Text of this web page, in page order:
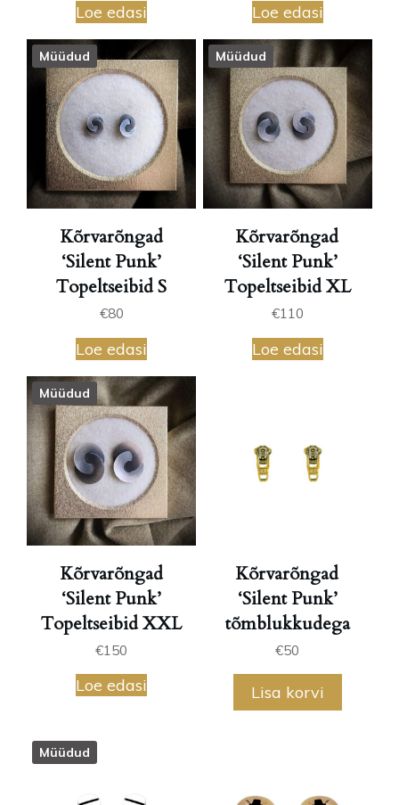
Loe edasi Loe edasi
Müüdud
Kõrvarõngad
‘Silent Punk’
Topeltseibid S
€80
Loe edasi
Müüdud
Kõrvarõngad
‘Silent Punk’
Topeltseibid XL
€110
Loe edasi
Müüdud
Kõrvarõngad
‘Silent Punk’
Topeltseibid XXL
€150
Loe edasi
Kõrvarõngad
‘Silent Punk’
tõmblukkudega
€50
Lisa korvi
Müüdud